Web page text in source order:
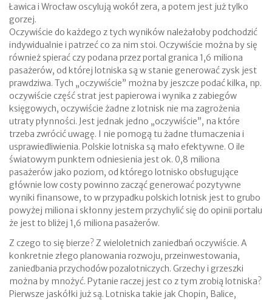
Ławica i Wrocław oscylują wokół zera, a potem jest już tylko
gorzej.
Oczywiście do każdego z tych wyników należałoby podchodzić
indywidualnie i patrzeć co za nim stoi. Oczywiście można by się
również spierać czy podana przez portal granica 1,6 miliona
pasażerów, od której lotniska są w stanie generować zysk jest
prawdziwa. Tych „oczywiście” można by jeszcze podać kilka, np.
oczywiście część strat jest papierowa i wynika z zabiegów
księgowych, oczywiście żadne z lotnisk nie ma zagrożenia
utraty płynności. Jest jednak jedno „oczywiście”, na które
trzeba zwrócić uwagę. I nie pomogą tu żadne tłumaczenia i
usprawiedliwienia. Polskie lotniska są mało efektywne. O ile
światowym punktem odniesienia jest ok. 0,8 miliona
pasażerów jako poziom, od którego lotnisko obsługujące
głównie low costy powinno zacząć generować pozytywne
wyniki finansowe, to w przypadku polskich lotnisk jest to grubo
powyżej miliona i skłonny jestem przychylić się do opinii portalu
że jest to bliżej 1,6 miliona pasażerów.
Z czego to się bierze? Z wieloletnich zaniedbań oczywiście. A
konkretnie złego planowania rozwoju, przeinwestowania,
zaniedbania przychodów pozalotniczych. Grzechy i grzeszki
można by mnożyć. Pytanie raczej jest co z tym zrobią lotniska?
Pierwsze jaskółki już są. Lotniska takie jak Chopin, Balice,